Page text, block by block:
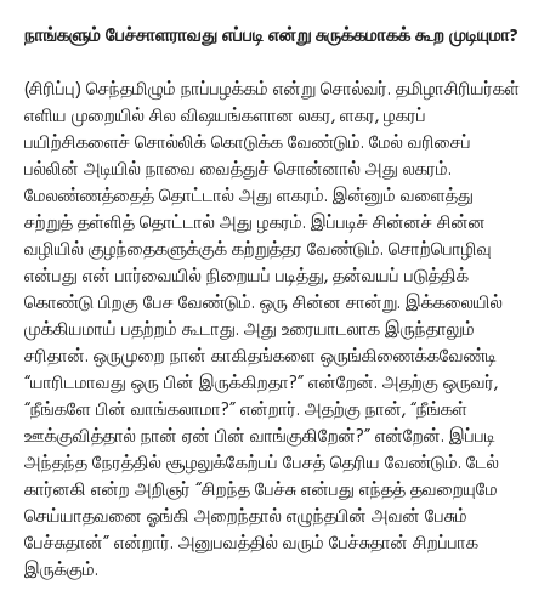
நாங்களும் பேச்சாளராவது எப்படி என்று சுருக்கமாகக் கூற முடியுமா?
(சிரிப்பு) செந்தமிழும் நாப்பழக்கம் என்று சொல்வர். தமிழாசிரியர்கள்
எளிய முறையில் சில விஷயங்களான லகர, ளகர, ழகரப்
பயிற்சிகளைச் சொல்லிக் கொடுக்க வேண்டும். மேல் வரிசைப்
பல்லின் அடியில் நாவை வைத்துச் சொன்னால் அது லகரம்.
மேலண்ணத்தைத் தொட்டால் அது ளகரம். இன்னும் வளைத்து
சற்றுத் தள்ளித் தொட்டால் அது ழகரம். இப்படிச் சின்னச் சின்ன
வழியில் குழந்தைகளுக்குக் கற்றுத்தர வேண்டும். சொற்பொழிவு
என்பது என் பார்வையில் நிறையப் படித்து, தன்வயப் படுத்திக்
கொண்டு பிறகு பேச வேண்டும். ஒரு சின்ன சான்று. இக்கலையில்
முக்கியமாய் பதற்றம் கூடாது. அது உரையாடலாக இருந்தாலும்
சரிதான். ஒருமுறை நான் காகிதங்களை ஒருங்கிணைக்கவேண்டி
“யாரிடமாவது ஒரு பின் இருக்கிறதா?” என்றேன். அதற்கு ஒருவர்,
“நீங்களே பின் வாங்கலாமா?” என்றார். அதற்கு நான், “நீங்கள்
ஊக்குவித்தால் நான் ஏன் பின் வாங்குகிறேன்?” என்றேன். இப்படி
அந்தந்த நேரத்தில் சூழலுக்கேற்பப் பேசத் தெரிய வேண்டும். டேல்
கார்னகி என்ற அறிஞர் “சிறந்த பேச்சு என்பது எந்தத் தவறையுமே
செய்யாதவனை ஓங்கி அறைந்தால் எழுந்தபின் அவன் பேசும்
பேச்சுதான்” என்றார். அனுபவத்தில் வரும் பேச்சுதான் சிறப்பாக
இருக்கும்.